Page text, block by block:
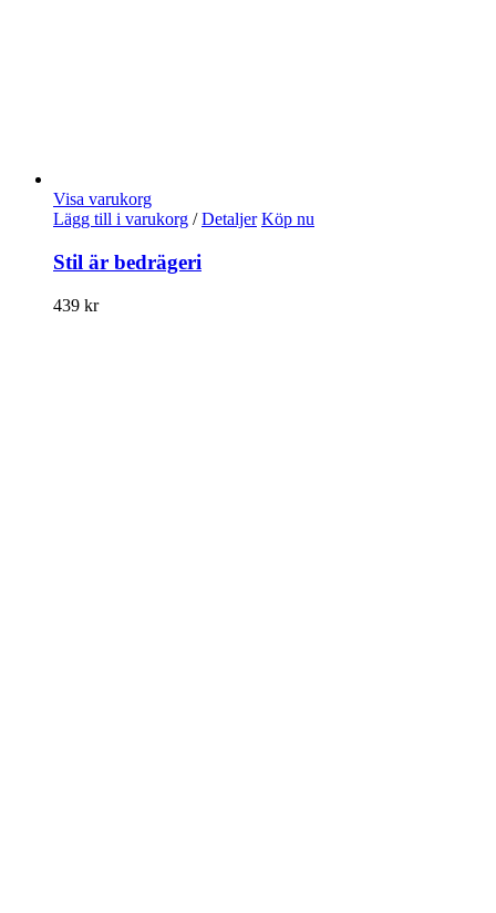
Visa varukorg
Lägg till i varukorg / Detaljer Köp nu
Stil är bedrägeri
439 kr